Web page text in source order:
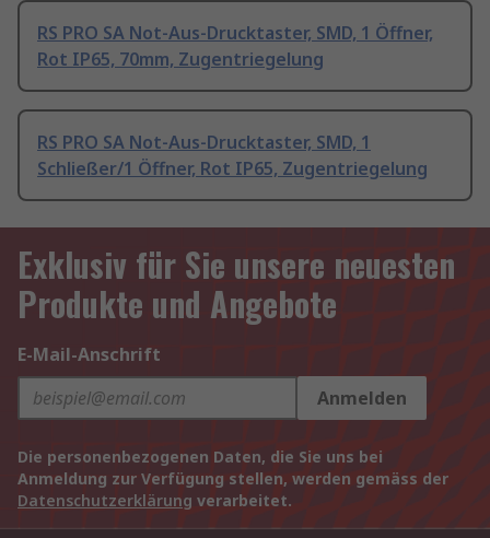
RS PRO SA Not-Aus-Drucktaster, SMD, 1 Öffner,
Rot IP65, 70mm, Zugentriegelung
RS PRO SA Not-Aus-Drucktaster, SMD, 1
Schließer/1 Öffner, Rot IP65, Zugentriegelung
Exklusiv für Sie unsere neuesten
Produkte und Angebote
E-Mail-Anschrift
Anmelden
Die personenbezogenen Daten, die Sie uns bei
Anmeldung zur Verfügung stellen, werden gemäss der
Datenschutzerklärung verarbeitet.